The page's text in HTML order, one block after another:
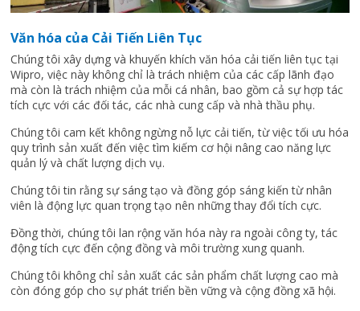
Văn hóa của Cải Tiến Liên Tục
Chúng tôi xây dựng và khuyến khích văn hóa cải tiến liên tục tại
Wipro, việc này không chỉ là trách nhiệm của các cấp lãnh đạo
mà còn là trách nhiệm của mỗi cá nhân, bao gồm cả sự hợp tác
tích cực với các đối tác, các nhà cung cấp và nhà thầu phụ.
Chúng tôi cam kết không ngừng nỗ lực cải tiến, từ việc tối ưu hóa
quy trình sản xuất đến việc tìm kiếm cơ hội nâng cao năng lực
quản lý và chất lượng dịch vụ.
Chúng tôi tin rằng sự sáng tạo và đồng góp sáng kiến từ nhân
viên là động lực quan trọng tạo nên những thay đổi tích cực.
Đồng thời, chúng tôi lan rộng văn hóa này ra ngoài công ty, tác
động tích cực đến cộng đồng và môi trường xung quanh.
Chúng tôi không chỉ sản xuất các sản phẩm chất lượng cao mà
còn đóng góp cho sự phát triển bền vững và cộng đồng xã hội.